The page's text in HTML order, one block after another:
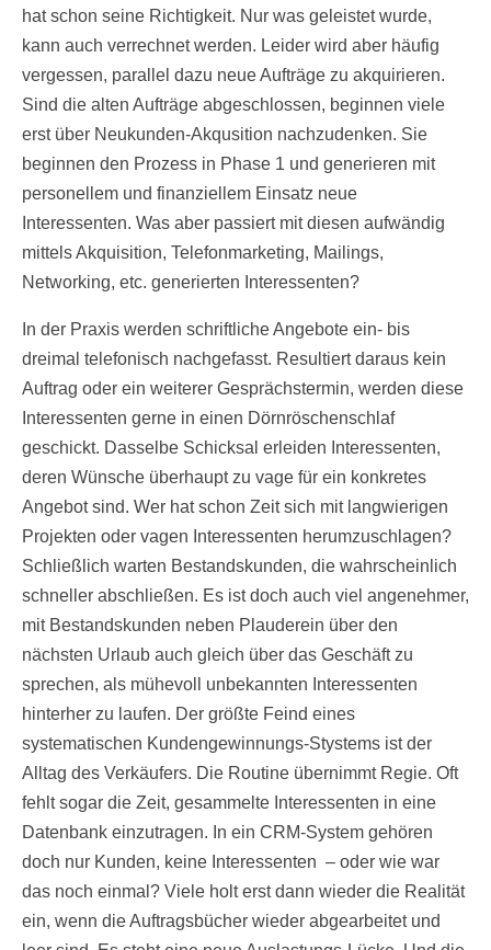
hat schon seine Richtigkeit. Nur was geleistet wurde,
kann auch verrechnet werden. Leider wird aber häufig
vergessen, parallel dazu neue Aufträge zu akquirieren.
Sind die alten Aufträge abgeschlossen, beginnen viele
erst über Neukunden-Akqusition nachzudenken. Sie
beginnen den Prozess in Phase 1 und generieren mit
personellem und finanziellem Einsatz neue
Interessenten. Was aber passiert mit diesen aufwändig
mittels Akquisition, Telefonmarketing, Mailings,
Networking, etc. generierten Interessenten?
In der Praxis werden schriftliche Angebote ein- bis
dreimal telefonisch nachgefasst. Resultiert daraus kein
Auftrag oder ein weiterer Gesprächstermin, werden diese
Interessenten gerne in einen Dörnröschenschlaf
geschickt. Dasselbe Schicksal erleiden Interessenten,
deren Wünsche überhaupt zu vage für ein konkretes
Angebot sind. Wer hat schon Zeit sich mit langwierigen
Projekten oder vagen Interessenten herumzuschlagen?
Schließlich warten Bestandskunden, die wahrscheinlich
schneller abschließen. Es ist doch auch viel angenehmer,
mit Bestandskunden neben Plauderein über den
nächsten Urlaub auch gleich über das Geschäft zu
sprechen, als mühevoll unbekannten Interessenten
hinterher zu laufen. Der größte Feind eines
systematischen Kundengewinnungs-Stystems ist der
Alltag des Verkäufers. Die Routine übernimmt Regie. Oft
fehlt sogar die Zeit, gesammelte Interessenten in eine
Datenbank einzutragen. In ein CRM-System gehören
doch nur Kunden, keine Interessenten – oder wie war
das noch einmal? Viele holt erst dann wieder die Realität
ein, wenn die Auftragsbücher wieder abgearbeitet und